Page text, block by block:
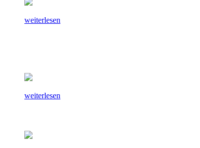
weiterlesen
weiterlesen